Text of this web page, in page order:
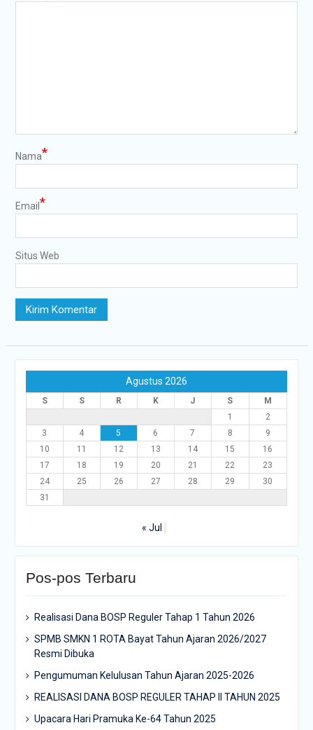
Nama*
Email *
Situs Web
Agustus 2026
S S R K J S
M
1
2
3
4 5 6 7 8
9
10
11 12 13 14 15
16
17
18 19 20 21 22
23
24
25 26 27 28 29
30
31
« Jul
Pos-pos Terbaru
Realisasi Dana BOSP Reguler Tahap 1 Tahun 2026
SPMB SMKN 1 ROTA Bayat Tahun Ajaran 2026/2027
Resmi Dibuka
Pengumuman Kelulusan Tahun Ajaran 2025-2026
REALISASI DANA BOSP REGULER TAHAP II TAHUN 2025
Upacara Hari Pramuka Ke-64 Tahun 2025